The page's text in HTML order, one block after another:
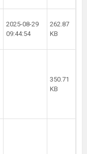
2025-08-29
09:44:54
262.87
KB
350.71
KB